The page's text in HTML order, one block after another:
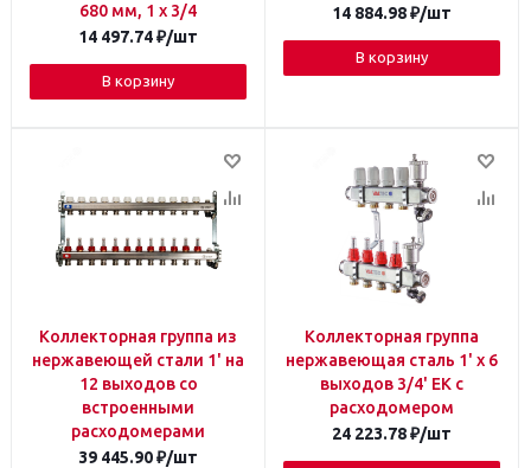
680 мм, 1 x 3/4
14 497.74₽/шт
В корзину
14 884.98₽/шт
В корзину
Коллекторная группа из
нержавеющей стали 1' на
12 выходов со
встроенными
расходомерами
39 445.90₽/шт
Коллекторная группа
нержавеющая сталь 1' х 6
выходов 3/4' ЕК с
расходомером
24 223.78₽/шт